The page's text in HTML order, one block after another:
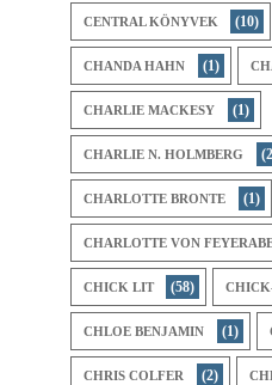
CENTRAL KÖNYVEK (10)
CHANDA HAHN (1)
CHARLIE MACKESY (1)
CHARLIE N. HOLMBERG
CHARLOTTE BRONTE (1)
CHARLOTTE VON
CHICK LIT (58)
CHLOE BENJAMIN (1)
CHRIS COLFER (2)